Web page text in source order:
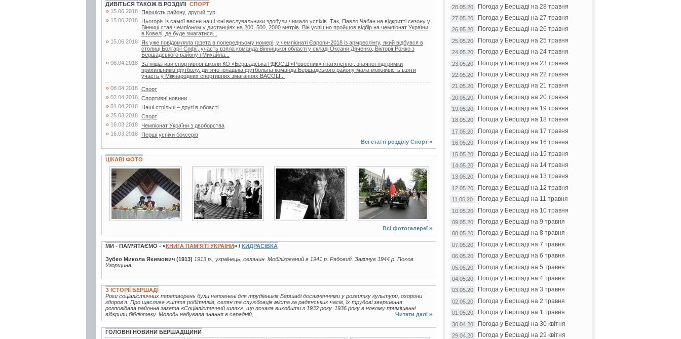
ДИВІТЬСЯ ТАКОЖ В РОЗДІЛІ СПОРТ
» 15.06.2018 Першість району, другий тур
» 15.06.2018
Цьогоріч із самої весни наші юні веслувальники здобули чимало успіхів. Так, Павло Чабан на відкритті сезону у
Вінниці став чемпіоном у дистанціях на 200, 500, 2000 метрів. Він успішно пройшов відбір на чемпіонат України
в Ковелі, де буде змагатися...
» 15.06.2018
Як уже повідомляла газета в попередньому номері, у чемпіонаті Європи-2018 із армреслінгу, який відбувся в
столиці Болгарії Софії, участь взяла команда Вінницької області у складі Оксани Дяченко, Вікторії Рожко з
Бершадського району і Михайла...
» 08.04.2018 За ініціативи спортивної школи КО «Бершадська РДЮСШ «Ровесник» і натхненної, значної підтримки
прихильників футболу, дитячо-юнацька футбольна команда Бершадського району мала можливість взяти
участь у Міжнародних спортивних змаганнях BACOLI...
» 08.04.2018 Спорт
» 02.04.2018 Спортивні новини
» 01.04.2018 Наші стрільці – другі в області
» 25.03.2018 Спорт
» 16.03.2018 Чемпіонат України з двоборства
» 16.03.2018
Перші успіхи боксерів
Всі статті розділу Спорт »
ЦІКАВІ ФОТО
5 фото 2 фото 2 фото 84 фото
Всі фотогалереї »
МИ - ПАМ’ЯТАЄМО - «КНИГА ПАМ’ЯТІ УКРАЇНИ» / КИДРАСІВКА
Зубко Микола Якимович (1913) 1913 р., українець, селянин. Мобілізований в 1941 р. Рядовий. Загинув 1944 р. Похов.
Угорщина.
З ІСТОРІЇ БЕРШАДІ
Роки соціалістичних перетворень були наповнені для трудівників Бершаді досягненнями у розвитку культури, охорони
здоров'я. Про щасливе життя робітників, селян та службовців міста за радянських часів, їх трудові звершення
розповідала районна газета «Соціалістичний шлях», що почала виходити з 1932 року. 1936 року в новому приміщенні
відкрили бібліотеку. Молодь набувала знання в середній,...
Читати далі »
ГОЛОВНІ НОВИНИ БЕРШАДЩИНИ
28.05.20 Погода у Бершаді на 28 травня
27.05.20 Погода у Бершаді на 27 травня
26.05.20 Погода у Бершаді на 26 травня
25.05.20 Погода у Бершаді на 25 травня
24.05.20 Погода у Бершаді на 24 травня
23.05.20 Погода у Бершаді на 23 травня
22.05.20 Погода у Бершаді на 22 травня
21.05.20 Погода у Бершаді на 21 травня
20.05.20 Погода у Бершаді на 20 травня
19.05.20 Погода у Бершаді на 19 травня
18.05.20 Погода у Бершаді на 18 травня
17.05.20 Погода у Бершаді на 17 травня
16.05.20 Погода у Бершаді на 16 травня
15.05.20 Погода у Бершаді на 15 травня
14.05.20 Погода у Бершаді на 14 травня
13.05.20 Погода у Бершаді на 13 травня
12.05.20 Погода у Бершаді на 12 травня
11.05.20 Погода у Бершаді на 11 травня
10.05.20 Погода у Бершаді на 10 травня
09.05.20 Погода у Бершаді на 9 травня
08.05.20 Погода у Бершаді на 8 травня
07.05.20 Погода у Бершаді на 7 травня
06.05.20 Погода у Бершаді на 6 травня
05.05.20 Погода у Бершаді на 5 травня
04.05.20 Погода у Бершаді на 4 травня
03.05.20 Погода у Бершаді на 3 травня
02.05.20 Погода у Бершаді на 2 травня
01.05.20 Погода у Бершаді на 1 травня
30.04.20 Погода у Бершаді на 30 квітня
29.04.20 Погода у Бершаді на 29 квітня